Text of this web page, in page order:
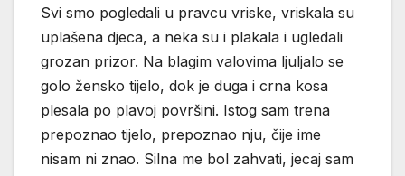
Svi smo pogledali u pravcu vriske, vriskala su
uplašena djeca, a neka su i plakala i ugledali
grozan prizor. Na blagim valovima ljuljalo se
golo žensko tijelo, dok je duga i crna kosa
plesala po plavoj površini. Istog sam trena
prepoznao tijelo, prepoznao nju, čije ime
nisam ni znao. Silna me bol zahvati, jecaj sam